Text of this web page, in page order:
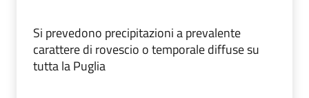
Si prevedono precipitazioni a prevalente
carattere di rovescio o temporale diffuse su
tutta la Puglia